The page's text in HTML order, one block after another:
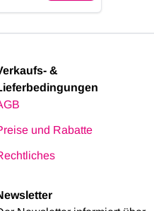
&
und Rabatte